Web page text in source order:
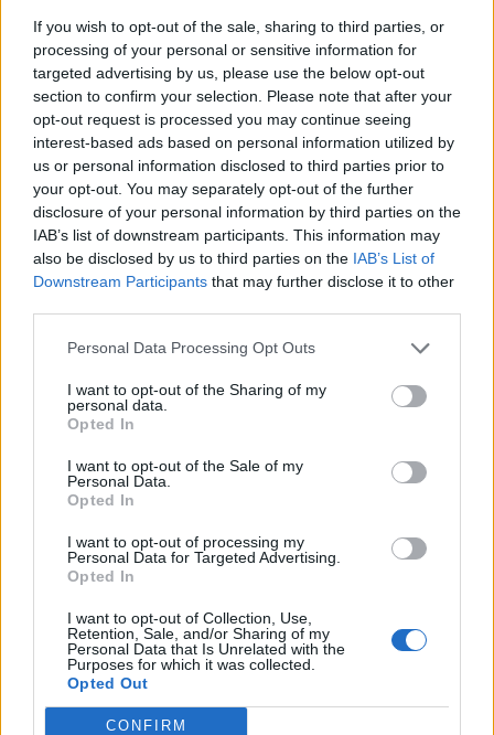
If you wish to opt-out of the sale, sharing to third parties, or
processing of your personal or sensitive information for
targeted advertising by us, please use the below opt-out
section to confirm your selection. Please note that after your
opt-out request is processed you may continue seeing
interest-based ads based on personal information utilized by
us or personal information disclosed to third parties prior to
your opt-out. You may separately opt-out of the further
disclosure of your personal information by third parties on the
IAB’s list of downstream participants. This information may
also be disclosed by us to third parties on the IAB’s List of
Downstream Participants that may further disclose it to other
Personal Data Processing Opt Outs
I want to opt-out of the Sharing of my
personal data.
Opted In
I want to opt-out of the Sale of my
Personal Data.
Opted In
I want to opt-out of processing my
Personal Data for Targeted Advertising.
Opted In
I want to opt-out of Collection, Use,
Retention, Sale, and/or Sharing of my
Personal Data that Is Unrelated with the
Purposes for which it was collected.
Opted Out
CONFIRM
Σχετικά Άρθρα